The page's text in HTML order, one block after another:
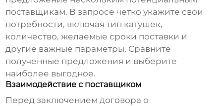
поставщикам. В запросе четко укажите свои
потребности, включая тип катушек,
количество, желаемые сроки поставки и
другие важные параметры. Сравните
полученные предложения и выберите
наиболее выгодное.
Взаимодействие с поставщиком
Перед заключением договора о